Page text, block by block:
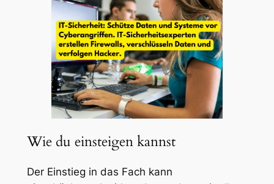
Wie du einsteigen kannst
Der Einstieg in das Fach kann